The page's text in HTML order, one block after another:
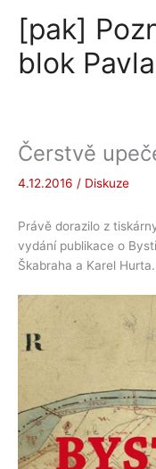
obsah
[pak]
blok
Čerstvě
4.12.2016 / Diskuze
Právě dorazilo z
vydání publikace o
Škabraha a Karel